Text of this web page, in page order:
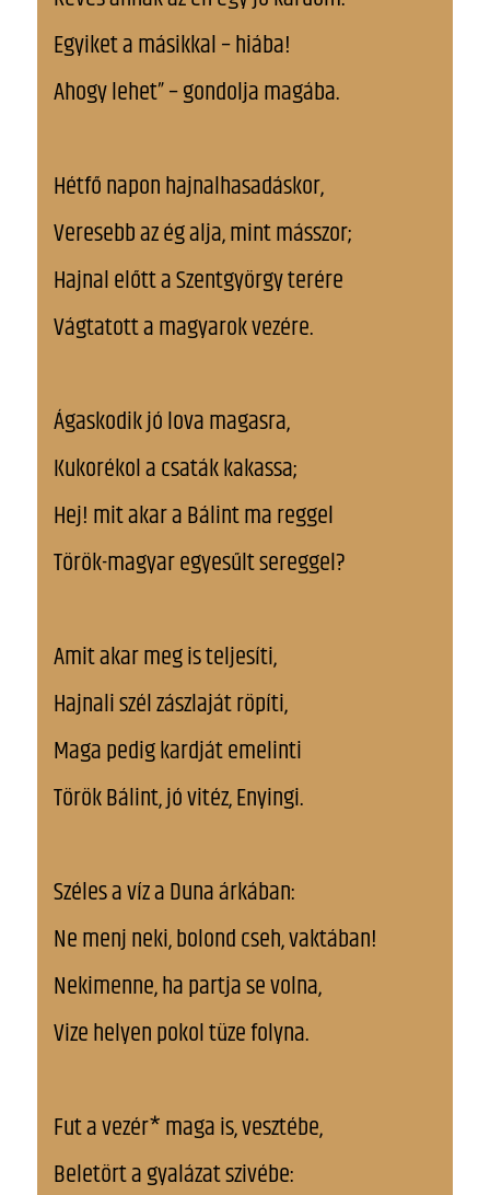
Egyiket a másikkal – hiába!
Ahogy lehet” – gondolja magába.
Hétfő napon hajnalhasadáskor,
Veresebb az ég alja, mint másszor;
Hajnal előtt a Szentgyörgy terére
Vágtatott a magyarok vezére.
Ágaskodik jó lova magasra,
Kukorékol a csaták kakassa;
Hej! mit akar a Bálint ma reggel
Török-magyar egyesűlt sereggel?
Amit akar meg is teljesíti,
Hajnali szél zászlaját röpíti,
Maga pedig kardját emelinti
Török Bálint, jó vitéz, Enyingi.
Széles a víz a Duna árkában:
Ne menj neki, bolond cseh, vaktában!
Nekimenne, ha partja se volna,
Vize helyen pokol tüze folyna.
Fut a vezér* maga is, vesztébe,
Beletört a gyalázat szivébe: